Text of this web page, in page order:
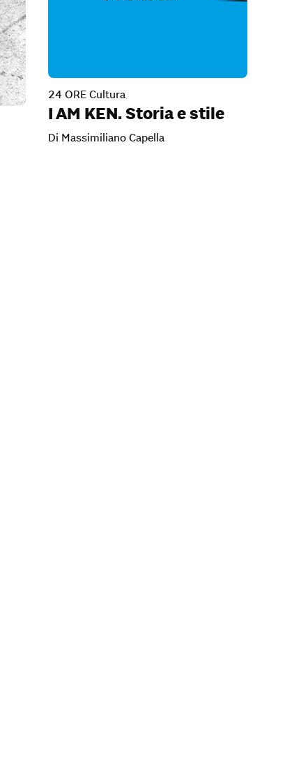
24 ORE Cultura
I AM KEN. Storia e stile
Di Massimiliano Capella